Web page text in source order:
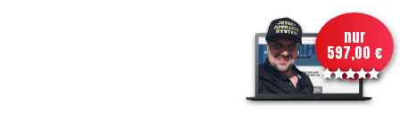
nur
597,00 €